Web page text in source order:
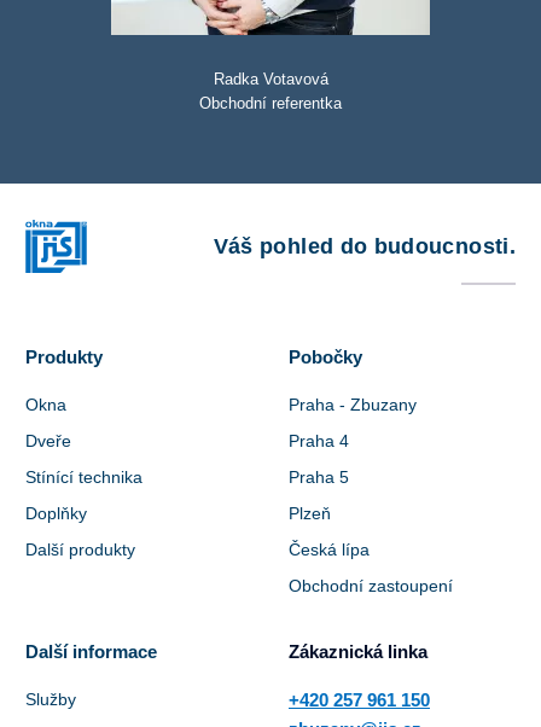
Radka Votavová
Obchodní referentka
Váš pohled do budoucnosti.
Produkty
Okna
Dveře
Stínící technika
Doplňky
Další produkty
Pobočky
Praha - Zbuzany
Praha 4
Praha 5
Plzeň
Česká lípa
Obchodní zastoupení
Další informace
Služby
Zákaznická linka
+420 257 961 150